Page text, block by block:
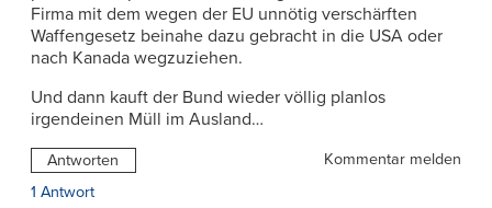
Firma mit dem wegen der EU unnötig verschärften
Waffengesetz beinahe dazu gebracht in die USA oder
nach Kanada wegzuziehen.
Und dann kauft der Bund wieder völlig planlos
irgendeinen Müll im Ausland…
Antworten
Kommentar melden
1 Antwort